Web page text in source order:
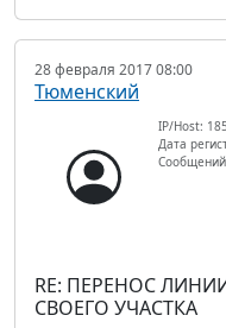
28 февраля 2017 08:00
Тюменский
IP/Host:
Дата
RE: ПЕРЕНОС
СВОЕГО УЧАСТКА